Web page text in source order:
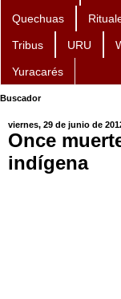
Quechuas
Tribus URU
Yuracarés
Buscador
viernes, 29 de junio de
Once
indígena